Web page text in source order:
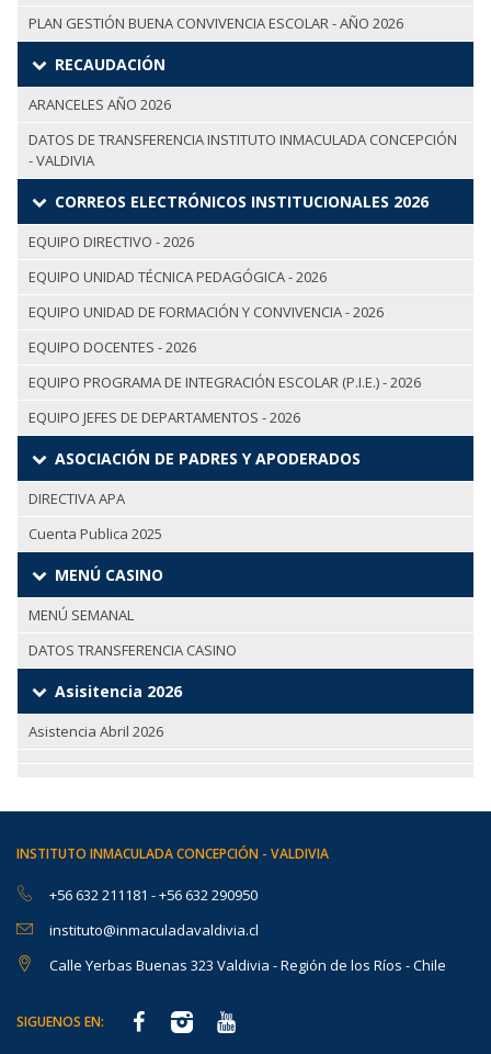
PLAN GESTIÓN BUENA CONVIVENCIA ESCOLAR - AÑO 2026
RECAUDACIÓN
ARANCELES AÑO 2026
DATOS DE TRANSFERENCIA INSTITUTO INMACULADA CONCEPCIÓN
- VALDIVIA
CORREOS ELECTRÓNICOS INSTITUCIONALES 2026
EQUIPO DIRECTIVO - 2026
EQUIPO UNIDAD TÉCNICA PEDAGÓGICA - 2026
EQUIPO UNIDAD DE FORMACIÓN Y CONVIVENCIA - 2026
EQUIPO DOCENTES - 2026
EQUIPO PROGRAMA DE INTEGRACIÓN ESCOLAR (P.I.E.) - 2026
EQUIPO JEFES DE DEPARTAMENTOS - 2026
ASOCIACIÓN DE PADRES Y APODERADOS
DIRECTIVA APA
Cuenta Publica 2025
MENÚ CASINO
MENÚ SEMANAL
DATOS TRANSFERENCIA CASINO
Asisitencia 2026
Asistencia Abril 2026
INSTITUTO INMACULADA CONCEPCIÓN - VALDIVIA
+56 632 211181 -+56 632 290950
instituto@inmaculadavaldivia.cl
Calle Yerbas Buenas 323 Valdivia - Región de los Ríos - Chile
SIGUENOS EN: